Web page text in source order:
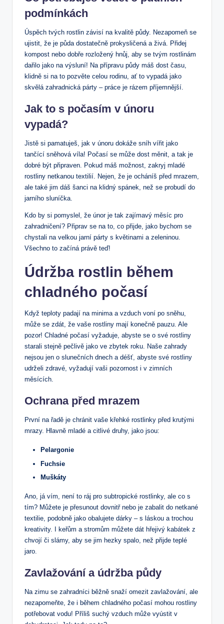
podmínkách
Úspěch tvých rostlin závisí na kvalitě půdy. Nezapomeň se
ujistit, že je půda dostatečně prokysličená a živá. Přidej
kompost nebo dobře rozložený hnůj, aby se tvým rostlinám
dařilo jako na výsluní! Na přípravu půdy máš dost času,
klidně si na to pozvěte celou rodinu, ať to vypadá jako
skvělá zahradnická párty – práce je rázem příjemnější.
Jak to s počasím v únoru
vypadá?
Jistě si pamatuješ, jak v únoru dokáže sníh vířit jako
tančící sněhová víla! Počasí se může dost měnit, a tak je
dobré být připraven. Pokud máš možnost, zakryj mladé
rostliny netkanou textilií. Nejen, že je ocháníš před mrazem,
ale také jim dáš šanci na klidný spánek, než se probudí do
jarního sluníčka.
Kdo by si pomyslel, že únor je tak zajímavý měsíc pro
zahradničení? Připrav se na to, co přijde, jako bychom se
chystali na velkou jarní párty s květinami a zeleninou.
Všechno to začíná právě teď!
Údržba rostlin během
chladného počasí
Když teploty padají na minima a vzduch voní po sněhu,
může se zdát, že vaše rostliny mají konečně pauzu. Ale
pozor! Chladné počasí vyžaduje, abyste se o své rostliny
starali stejně pečlivě jako ve zbytek roku. Naše zahrady
nejsou jen o slunečních dnech a déšť, abyste své rostliny
udrželi zdravé, vyžadují vaši pozornost i v zimních
měsících.
Ochrana před mrazem
První na řadě je chránit vaše křehké rostlinky před krutými
mrazy. Hlavně mladé a citlivé druhy, jako jsou:
Pelargonie
Fuchsie
Muškáty
Ano, já vím, není to ráj pro subtropické rostlinky, ale co s
tím? Můžete je přesunout dovnitř nebo je zabalit do netkané
textilie, podobně jako obalujete dárky – s láskou a trochou
kreativity. I keřům a stromům můžete dát hřejivý kabátek z
chvojí či slámy, aby se jim hezky spalo, než přijde teplé
jaro.
Zavlažování a údržba půdy
Na zimu se zahradníci běžně snaží omezit zavlažování, ale
nezapomeňte, že i během chladného počasí mohou rostliny
potřebovat vodu! Příliš suchý vzduch může vyústit v